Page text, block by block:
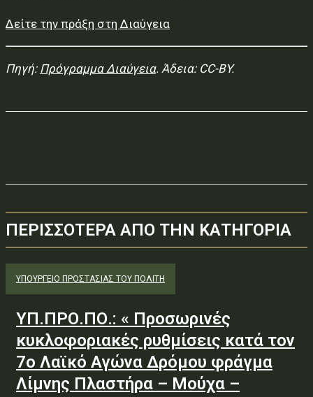
Δείτε την πράξη στη Διαύγεια
Πηγή: Πρόγραμμα Διαύγεια. Άδεια: CC-BY.
ΠΕΡΙΣΣΟΤΕΡΑ ΑΠΟ ΤΗΝ ΚΑΤΗΓΟΡΙΑ
ΥΠΟΥΡΓΕΊΟ ΠΡΟΣΤΑΣΊΑΣ ΤΟΥ ΠΟΛΊΤΗ
ΥΠ.ΠΡΟ.ΠΟ.: « Προσωρινές
κυκλοφοριακές ρυθμίσεις κατά τον
7ο Λαϊκό Αγώνα Δρόμου φράγμα
Λίμνης Πλαστήρα – Μούχα –